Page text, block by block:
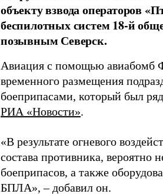
объекту взвода операторов
беспилотных систем 18-й
позывным Северск.
Авиация с помощью авиабомб
временного размещения
боеприпасами, который был
РИА «Новости».
«В результате огневого
состава противника, вероятно
боеприпасов, а также
БПЛА», – добавил он.